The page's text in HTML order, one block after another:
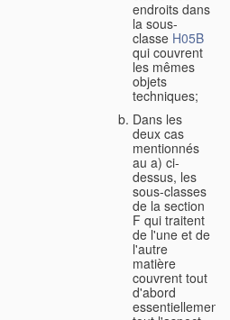
endroits dans
la sous-
classe H05B
qui couvrent
les mêmes
objets
techniques;
Dans les
deux cas
mentionnés
au a) ci-
dessus, les
sous-classes
de la section
F qui traitent
de l'une et de
l'autre
matière
couvrent tout
d'abord
essentiellement